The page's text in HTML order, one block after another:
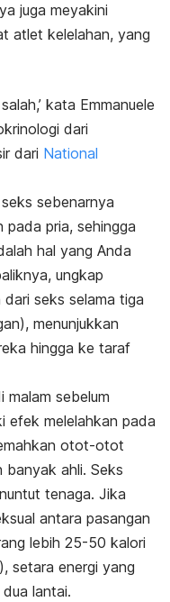
juga meyakini
atlet kelelahan, yang
kata Emmanuele
dari
dari National
sebenarnya
pria, sehingga
hal yang Anda
ungkap
seks selama tiga
menunjukkan
hingga ke taraf
malam sebelum
efek melelahkan pada
otot-otot
ahli. Seks
tenaga. Jika
antara pasangan
lebih 25-50 kalori
setara energi yang
lantai.